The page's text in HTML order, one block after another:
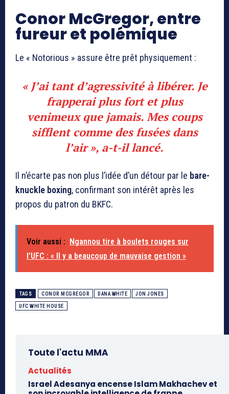
Conor McGregor, entre
fureur et polémique
Le « Notorious » assure être prêt physiquement :
« J’ai tant d’agressivité à libérer. Je
frapperai plus fort et plus
venimeux que jamais. Mes coups
sifflent comme des fusées dans
l’air », a-t-il lancé.
Il n’écarte pas non plus l’idée d’un détour par le bare-
knuckle boxing, confirmant son intérêt après les
propos du patron du BKFC.
Voir aussi : Ngannou tire à boulets rouges sur
l'UFC : « Il y a beaucoup de mauvaise gestion »
TAGS CONOR MCGREGOR DANA WHITE JON JONES
UFC WHITE HOUSE
Toute l'actu MMA
Actualités
Israel Adesanya encense Islam Makhachev et